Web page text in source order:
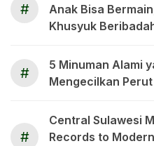
#
Anak Bisa
Khusyuk
#
5 Minuman Alami
Mengecilkan
#
Central Sulawesi
Records to